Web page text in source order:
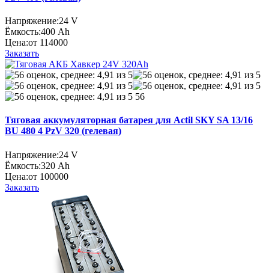
Напряжение:24 V
Ёмкость:400 Ah
Цена:от 114000
Заказать
56
Тяговая аккумуляторная батарея для Actil SKY SA 13/16
BU 480 4 PzV 320 (гелевая)
Напряжение:24 V
Ёмкость:320 Ah
Цена:от 100000
Заказать